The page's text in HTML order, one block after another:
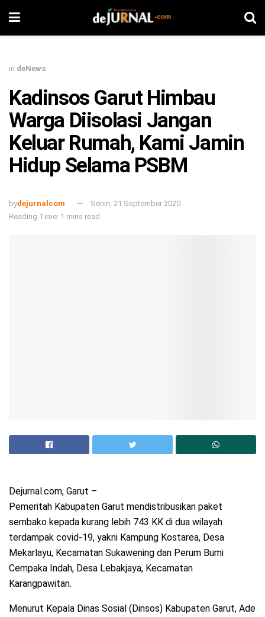
in deNews
Kadinsos Garut Himbau
Warga Diisolasi Jangan
Keluar Rumah, Kami Jamin
Hidup Selama PSBM
bydejurnalcom
Senin, 21 September 2020
Reading Time: 1 mins read
Dejurnal.com, Garut –
Pemeritah Kabupaten Garut mendistribusikan paket
sembako kepada kurang lebih 743 KK di dua wilayah
terdampak covid-19, yakni Kampung Kostarea, Desa
Mekarlayu, Kecamatan Sukawening dan Perum Bumi
Cempaka Indah, Desa Lebakjaya, Kecamatan
Karangpawitan.
Menurut Kepala Dinas Sosial (Dinsos) Kabupaten Garut, Ade